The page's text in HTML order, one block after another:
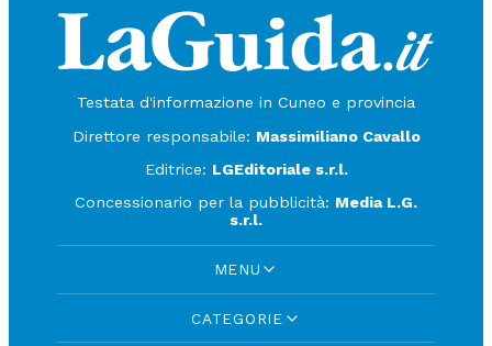
Testata d'informazione in Cuneo e provincia
Direttore responsabile: Massimiliano Cavallo
Editrice: LGEditoriale s.r.l.
Concessionario per la pubblicità: Media L.G.
s.r.l.
MENU
CATEGORIE